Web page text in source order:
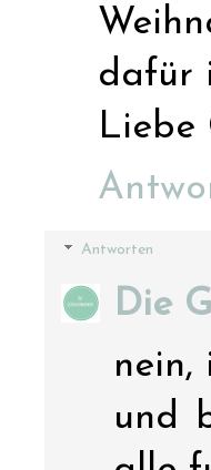
dafür
Liebe
Antworten
Die
nein,
und